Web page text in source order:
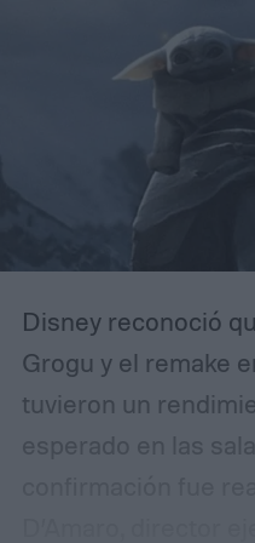
Disney reconoció
Grogu y el remake
tuvieron un
esperado en las